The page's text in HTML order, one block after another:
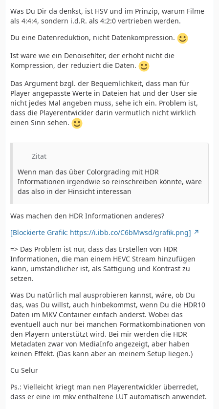
Was Du Dir da denkst, ist HSV und im Prinzip, warum Filme
als 4:4:4, sondern i.d.R. als 4:2:0 vertrieben werden.
Du eine Datenreduktion, nicht Datenkompression.
Ist wäre wie ein Denoisefilter, der erhöht nicht die
Kompression, der reduziert die Daten.
Das Argument bzgl. der Bequemlichkeit, dass man für
Player angepasste Werte in Dateien hat und der User sie
nicht jedes Mal angeben muss, sehe ich ein. Problem ist,
dass die Playerentwickler darin vermutlich nicht wirklich
einen Sinn sehen.
Zitat
Wenn man das über Colorgrading mit HDR
Informationen irgendwie so reinschreiben könnte, wäre
das also in der Hinsicht interessan
Was machen den HDR Informationen anderes?
[Blockierte Grafik: https://i.ibb.co/C6bMwsd/grafik.png]
=> Das Problem ist nur, dass das Erstellen von HDR
Informationen, die man einem HEVC Stream hinzufügen
kann, umständlicher ist, als Sättigung und Kontrast zu
setzen.
Was Du natürlich mal ausprobieren kannst, wäre, ob Du
das, was Du willst, auch hinbekommst, wenn Du die HDR10
Daten im MKV Container einfach änderst. Wobei das
eventuell auch nur bei manchen Formatkombinationen von
den Playern unterstützt wird. Bei mir werden die HDR
Metadaten zwar von MediaInfo angezeigt, aber haben
keinen Effekt. (Das kann aber an meinem Setup liegen.)
Cu Selur
Ps.: Vielleicht kriegt man nen Playerentwickler überredet,
dass er eine im mkv enthaltene LUT automatisch anwendet.